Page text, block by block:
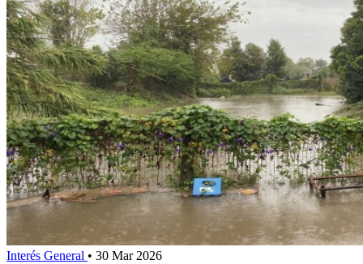
Interés General • 30 Mar 2026